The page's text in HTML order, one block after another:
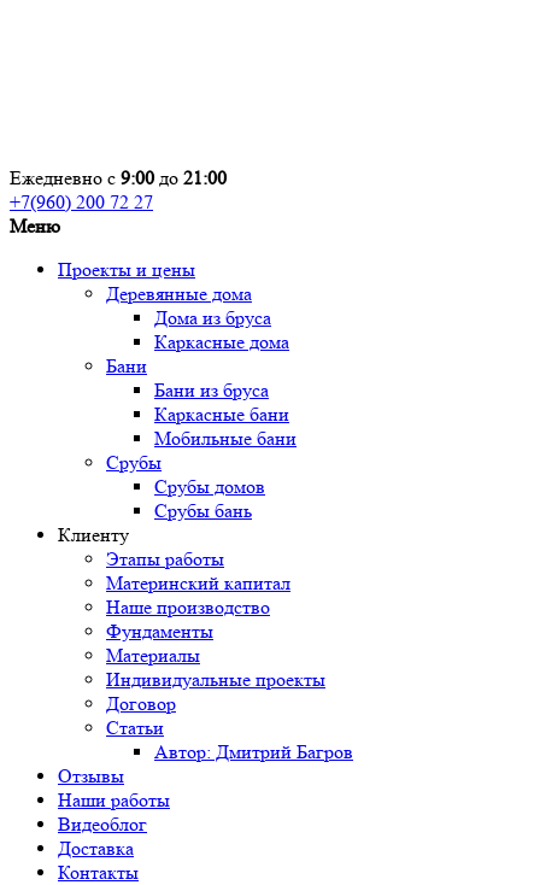
Ежедневно с 9:00 до 21:00
+7(960) 200 72 27
Меню
Проекты и цены
Деревянные дома
Дома из бруса
Каркасные дома
Бани
Бани из бруса
Каркасные бани
Мобильные бани
Срубы
Срубы домов
Срубы бань
Клиенту
Этапы работы
Материнский капитал
Наше производство
Фундаменты
Материалы
Индивидуальные проекты
Договор
Статьи
Автор: Дмитрий Багров
Отзывы
Наши работы
Видеоблог
Доставка
Контакты